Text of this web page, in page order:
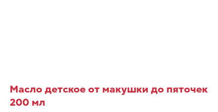
Масло детское от макушки до пяточек
200 мл